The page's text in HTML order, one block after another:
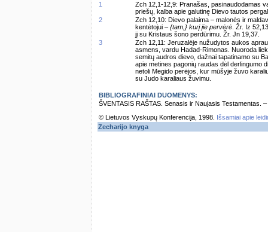
1
Zch 12,1-12,9: Pranašas, pasinaudodamas
priešų, kalba apie galutinę Dievo tautos
2
Zch 12,10: Dievo palaima – malonės ir
kentėtojui – {tam,} kurį jie pervėrė . Žr. Iz
jį su Kristaus šono perdūrimu. Žr. Jn 19,37.
3
Zch 12,11: Jeruzalėje nužudytos aukos
asmens, vardu Hadad-Rimonas. Nuoroda
semitų audros dievo, dažnai tapatinamo su
apie metines pagonių raudas dėl derlingumo
netoli Megido perėjos, kur mūšyje žuvo
su Judo karaliaus žuvimu.
BIBLIOGRAFINIAI DUOMENYS:
ŠVENTASIS RAŠTAS. Senasis ir Naujasis Testamentas.
© Lietuvos Vyskupų Konferencija, 1998.
Išsamiai apie
Zecharijo knyga